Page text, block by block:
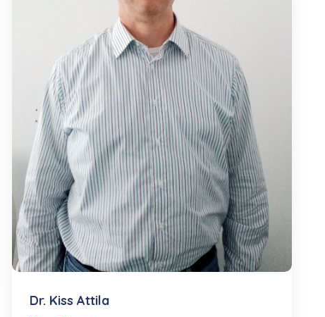
Dr. Kiss Attila